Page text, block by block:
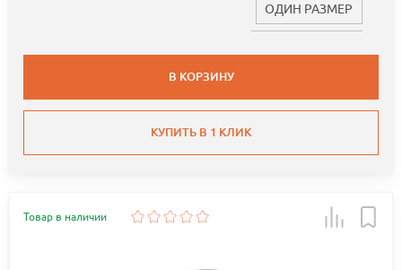
ОДИН РАЗМЕР
В КОРЗИНУ
КУПИТЬ В 1 КЛИК
Товар в наличии